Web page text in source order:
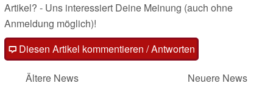
Artikel? - Uns interessiert Deine Meinung (auch ohne
Anmeldung möglich)!
Diesen Artikel kommentieren / Antworten
Ältere News
Neuere News